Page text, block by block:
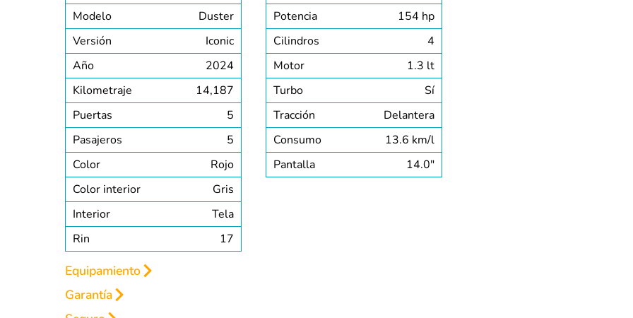
Modelo
Duster
Versión
Iconic
Año
2024
Kilometraje
14,187
Puertas
5
Pasajeros
5
Color
Rojo
Color interior
Gris
Interior
Tela
Rin
17
Potencia
154 hp
Cilindros
4
Motor
1.3 lt
Turbo
Sí
Tracción
Delantera
Consumo
13.6 km/l
Pantalla
14.0″
Equipamiento
INTERIOR
Garantía